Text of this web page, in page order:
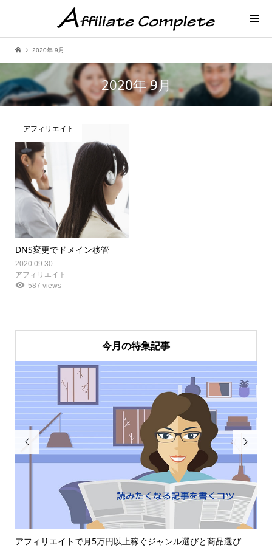
2020年 9月
2020年 9月
アフィリエイト
DNS変更でドメイン移管
2020.09.30
アフィリエイト
587 views
今月の特集記事

アフィリエイトで月5万円以上稼ぐジャンル選びと商品選び
